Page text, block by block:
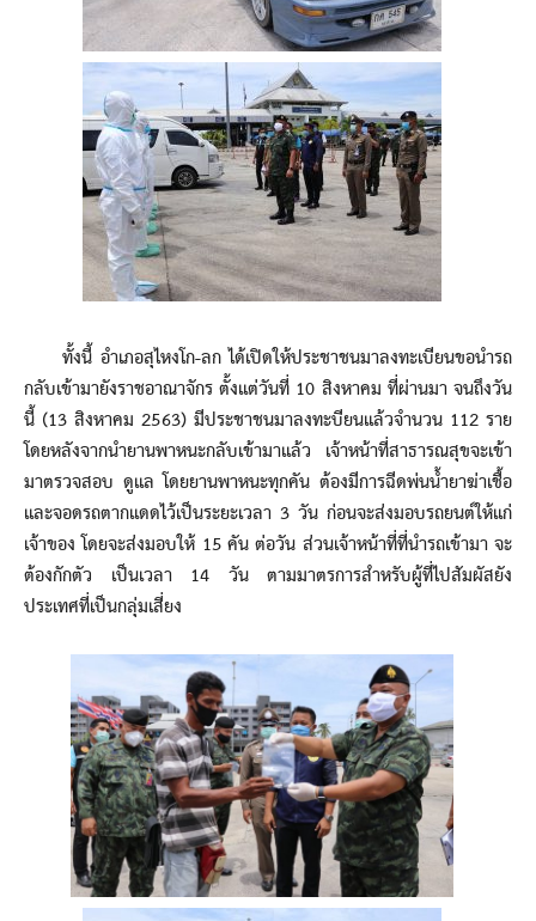
ทั้งนี้ อำเภอสุไหงโก-ลก ได้เปิดให้ประชาชนมาลงทะเบียนขอนำรถ
กลับเข้ามายังราชอาณาจักร ตั้งแต่วันที่ 10 สิงหาคม ที่ผ่านมา จนถึงวัน
นี้ (13 สิงหาคม 2563) มีประชาชนมาลงทะบียนแล้วจำนวน 112 ราย
โดยหลังจากนำยานพาหนะกลับเข้ามาแล้ว เจ้าหน้าที่สาธารณสุขจะเข้า
มาตรวจสอบ ดูแล โดยยานพาหนะทุกคัน ต้องมีการฉีดพ่นน้ำยาฆ่าเชื้อ
และจอดรถตากแดดไว้เป็นระยะเวลา 3 วัน ก่อนจะส่งมอบรถยนต์ให้แก่
เจ้าของ โดยจะส่งมอบให้ 15 คัน ต่อวัน ส่วนเจ้าหน้าที่ที่นำรถเข้ามา จะ
ต้องกักตัว เป็นเวลา 14 วัน ตามมาตรการสำหรับผู้ที่ไปสัมผัสยัง
ประเทศที่เป็นกลุ่มเสี่ยง